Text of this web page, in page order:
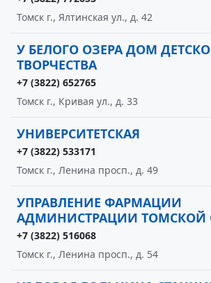
Томск г., Ялтинская ул., д. 42
У БЕЛОГО ОЗЕРА ДОМ
ТВОРЧЕСТВА
+7 (3822) 652765
Томск г., Кривая ул., д. 33
УНИВЕРСИТЕТСКАЯ
+7 (3822) 533171
Томск г., Ленина просп., д. 49
УПРАВЛЕНИЕ ФАРМАЦИИ
АДМИНИСТРАЦИИ ТОМСКОЙ
+7 (3822) 516068
Томск г., Ленина просп., д. 54